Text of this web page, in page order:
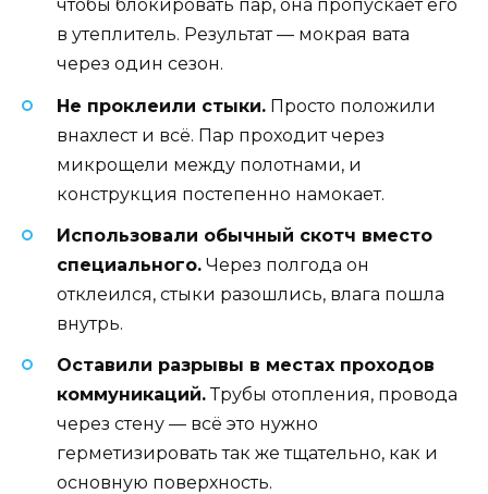
чтобы блокировать пар, она пропускает его
в утеплитель. Результат — мокрая вата
через один сезон.
Не проклеили стыки. Просто положили
внахлест и всё. Пар проходит через
микрощели между полотнами, и
конструкция постепенно намокает.
Использовали обычный скотч вместо
специального. Через полгода он
отклеился, стыки разошлись, влага пошла
внутрь.
Оставили разрывы в местах проходов
коммуникаций.Трубы отопления, провода
через стену — всё это нужно
герметизировать так же тщательно, как и
основную поверхность.